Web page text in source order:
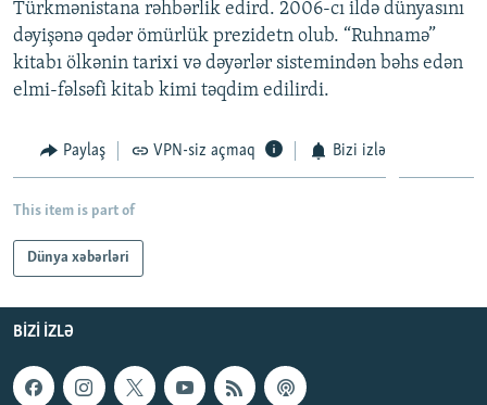
İZ - MƏDƏNIYYƏT PROQRAMI
MATERIALLARIMIZDAN ISTIFADƏ
AZADLIQRADIOSU MOBIL TELEFONUNUZDA
BIZIMLƏ ƏLAQƏ
RFE/RL-in bütün saytları
Türkmənistana rəhbərlik edird. 2006-cı ildə dünyasını
dəyişənə qədər ömürlük prezidetn olub. “Ruhnamə”
kitabı ölkənin tarixi və dəyərlər sistemindən bəhs edən
elmi-fəlsəfi kitab kimi təqdim edilirdi.
Paylaş VPN-siz açmaq Bizi izlə
This item is part of
Dünya xəbərləri
BIZI IZLƏ